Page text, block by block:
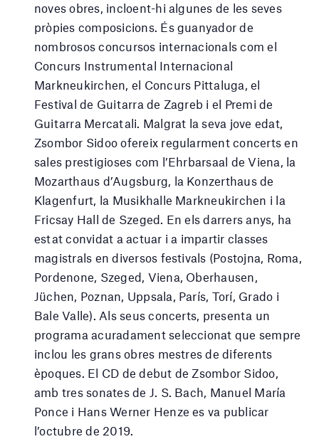
noves obres, incloent-hi algunes de les seves
pròpies composicions. És guanyador de
nombrosos concursos internacionals com el
Concurs Instrumental Internacional
Markneukirchen, el Concurs Pittaluga, el
Festival de Guitarra de Zagreb i el Premi de
Guitarra Mercatali. Malgrat la seva jove edat,
Zsombor Sidoo ofereix regularment concerts en
sales prestigioses com l’Ehrbarsaal de Viena, la
Mozarthaus d’Augsburg, la Konzerthaus de
Klagenfurt, la Musikhalle Markneukirchen i la
Fricsay Hall de Szeged. En els darrers anys, ha
estat convidat a actuar i a impartir classes
magistrals en diversos festivals (Postojna, Roma,
Pordenone, Szeged, Viena, Oberhausen,
Jüchen, Poznan, Uppsala, París, Torí, Grado i
Bale Valle). Als seus concerts, presenta un
programa acuradament seleccionat que sempre
inclou les grans obres mestres de diferents
èpoques. El CD de debut de Zsombor Sidoo,
amb tres sonates de J. S. Bach, Manuel María
Ponce i Hans Werner Henze es va publicar
l’octubre de 2019.